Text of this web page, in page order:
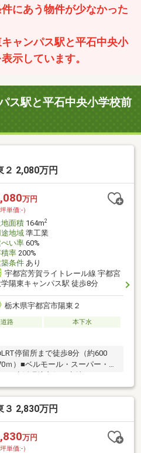
にあう物件が少なかった
ャンパス駅と平石中央小
示しています。
ス駅と平石中央小学校前
2,080万円
万円
坪単価:-）
面積164m2
途地域準工業
い率60%
率200%
条件あり
宇都宮芳賀ライトレール線 宇都宮
学陽東キャンパス駅 徒歩8分
栃木県宇都宮市陽東２
路
本下水
停留所まで徒歩8分（約600
ｍ）■ベルモール・スーパー・コ
2,830万円
万円
坪単価:-）